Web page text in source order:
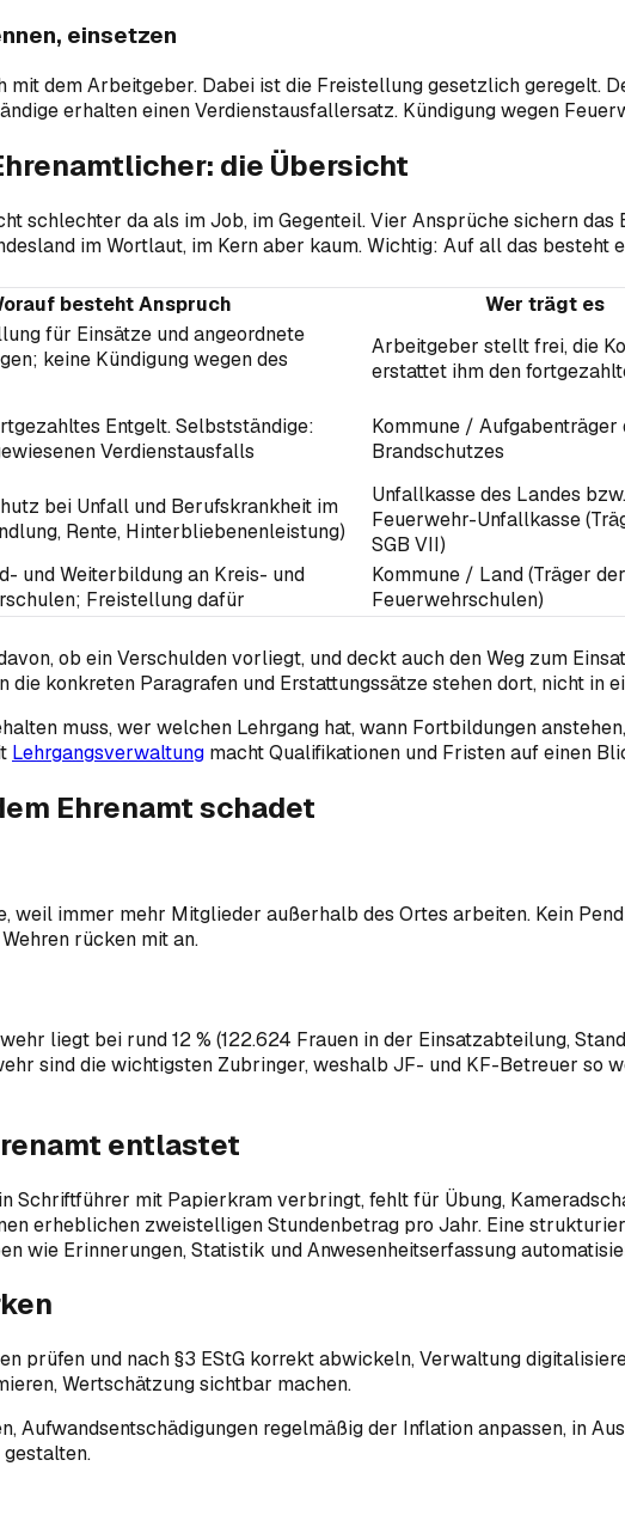
einsetzen
mit dem Arbeitgeber. Dabei ist die Freistellung gesetzlich geregelt.
erhalten einen Verdienstausfallersatz. Kündigung wegen
die Übersicht
schlechter da als im Job, im Gegenteil. Vier Ansprüche sichern
im Wortlaut, im Kern aber kaum. Wichtig: Auf all das
besteht Anspruch Wer trägt es
für Einsätze und angeordnete
keine Kündigung wegen des
Arbeitgeber stellt frei, die
erstattet ihm den
Entgelt. Selbstständige:
Verdienstausfalls
Kommune / Aufgabenträger
Brandschutzes
bei Unfall und Berufskrankheit im
Rente, Hinterbliebenenleistung)
Unfallkasse des Landes bzw.
Feuerwehr-Unfallkasse
SGB VII)
und Weiterbildung an Kreis- und
Freistellung dafür
Kommune / Land (Träger der
Feuerwehrschulen)
ob ein Verschulden vorliegt, und deckt auch den Weg zum
die konkreten Paragrafen und Erstattungssätze stehen dort, nicht in
muss, wer welchen Lehrgang hat, wann Fortbildungen
Lehrgangsverwaltung macht Qualifikationen und Fristen auf einen
Ehrenamt schadet
weil immer mehr Mitglieder außerhalb des Ortes arbeiten. Kein
rücken mit an.
liegt bei rund 12 % (122.624 Frauen in der Einsatzabteilung,
sind die wichtigsten Zubringer, weshalb JF- und KF-Betreuer so
entlastet
Schriftführer mit Papierkram verbringt, fehlt für Übung,
erheblichen zweistelligen Stundenbetrag pro Jahr. Eine
wie Erinnerungen, Statistik und Anwesenheitserfassung
prüfen und nach §3 EStG korrekt abwickeln, Verwaltung
Wertschätzung sichtbar machen.
Aufwandsentschädigungen regelmäßig der Inflation anpassen, in